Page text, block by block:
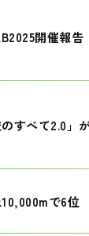
開催報告
すべて2.0」
で6位